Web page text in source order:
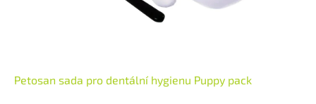
Petosan sada pro dentální hygienu Puppy pack